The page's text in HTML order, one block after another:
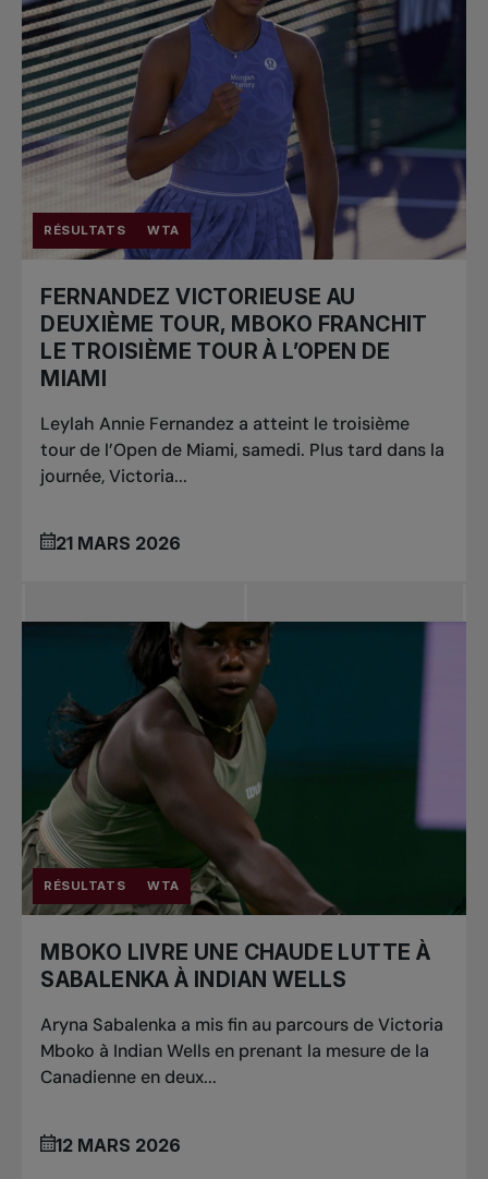
RÉSULTATS WTA
FERNANDEZ VICTORIEUSE AU
DEUXIÈME TOUR, MBOKO FRANCHIT
LE TROISIÈME TOUR À L’OPEN DE
MIAMI
Leylah Annie Fernandez a atteint le troisième
tour de l’Open de Miami, samedi. Plus tard dans la
journée, Victoria...
21 MARS 2026
RÉSULTATS WTA
MBOKO LIVRE UNE CHAUDE LUTTE À
SABALENKA À INDIAN WELLS
Aryna Sabalenka a mis fin au parcours de Victoria
Mboko à Indian Wells en prenant la mesure de la
Canadienne en deux...
12 MARS 2026